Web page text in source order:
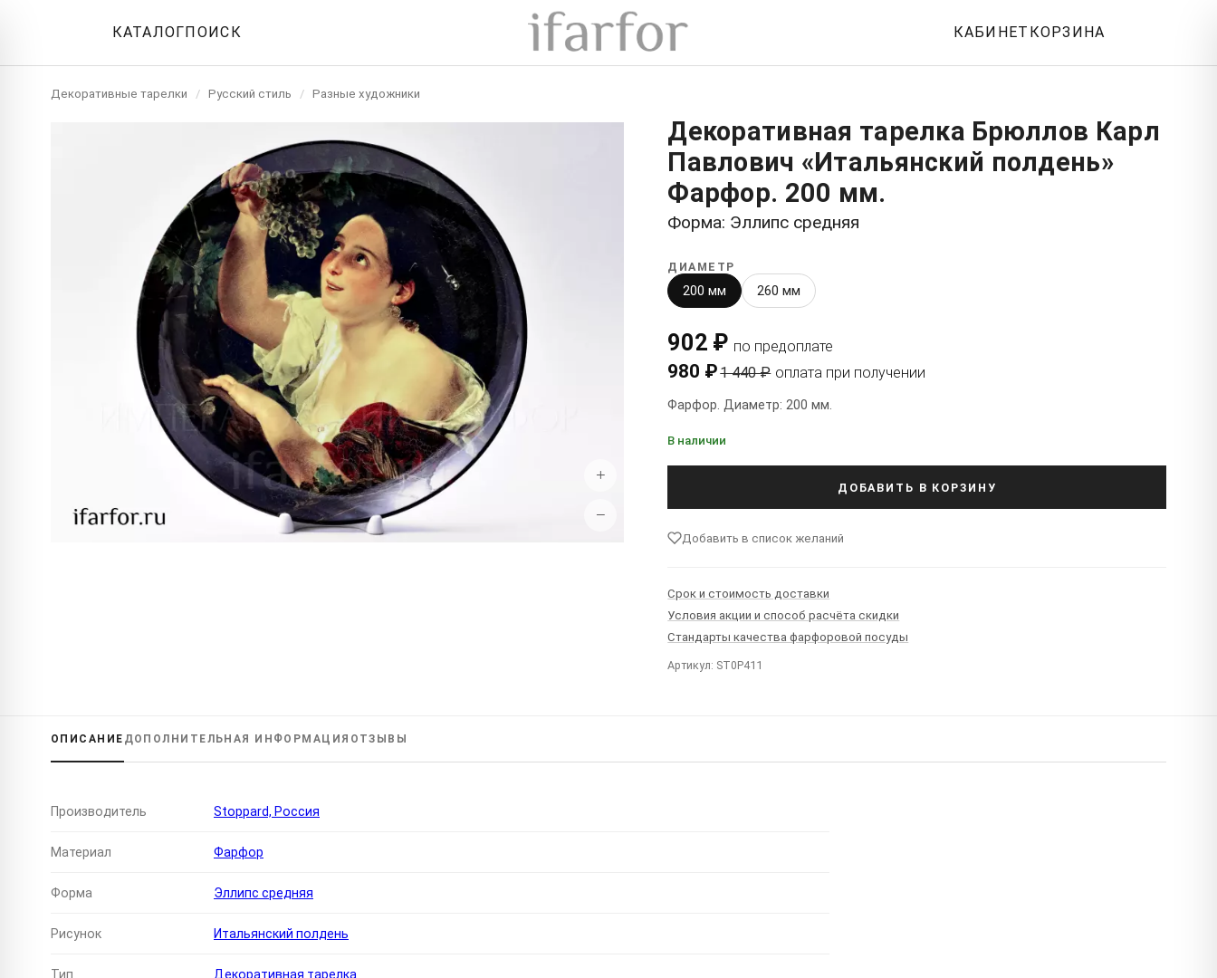
КАТАЛОГПОИСК КАБИНЕТ КОРЗИНА
Декоративные тарелки / Русский стиль / Разные художники
+
−
Декоративная тарелка Брюллов Карл
Павлович «Итальянский полдень»
Фарфор. 200 мм.
Форма: Эллипс средняя
ДИАМЕТР
200 мм 260 мм
902 ₽ по предоплате
980 ₽1 440 ₽ оплата при получении
Фарфор. Диаметр: 200 мм.
В наличии
ДОБАВИТЬ В КОРЗИНУ
Добавить в список желаний
Срок и стоимость доставки
Условия акции и способ расчёта скидки
Стандарты качества фарфоровой посуды
Артикул: ST0P411
ОПИСАНИЕ ДОПОЛНИТЕЛЬНАЯ ИНФОРМАЦИЯ ОТЗЫВЫ
Производитель Stoppard, Россия
Материал Фарфор
Форма Эллипс средняя
Рисунок Итальянский полдень
Тип Декоративная тарелка